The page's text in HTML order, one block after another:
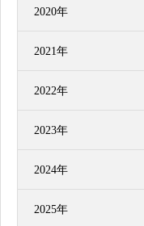
2020年
2021年
2022年
2023年
2024年
2025年